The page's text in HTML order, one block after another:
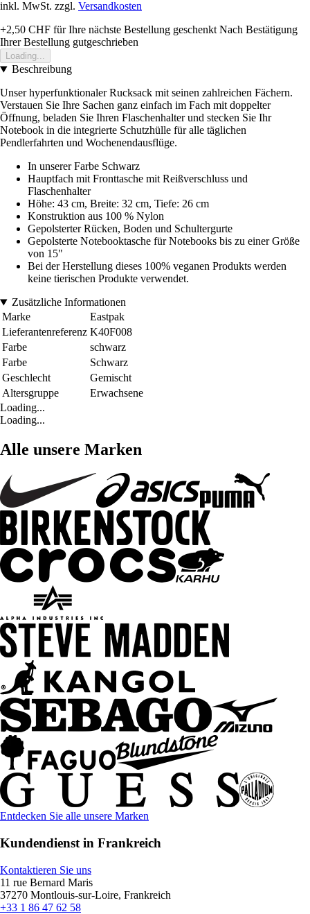
inkl. MwSt. zzgl. Versandkosten
+2,50 CHF für Ihre nächste Bestellung geschenkt Nach Bestätigung
Ihrer Bestellung gutgeschrieben
Loading...
Beschreibung
Unser hyperfunktionaler Rucksack mit seinen zahlreichen Fächern.
Verstauen Sie Ihre Sachen ganz einfach im Fach mit doppelter
Öffnung, beladen Sie Ihren Flaschenhalter und stecken Sie Ihr
Notebook in die integrierte Schutzhülle für alle täglichen
Pendlerfahrten und Wochenendausflüge.
In unserer Farbe Schwarz
Hauptfach mit Fronttasche mit Reißverschluss und
Flaschenhalter
Höhe: 43 cm, Breite: 32 cm, Tiefe: 26 cm
Konstruktion aus 100 % Nylon
Gepolsterter Rücken, Boden und Schultergurte
Gepolsterte Notebooktasche für Notebooks bis zu einer Größe
von 15"
Bei der Herstellung dieses 100% veganen Produkts werden
keine tierischen Produkte verwendet.
Zusätzliche Informationen
Marke
Eastpak
Lieferantenreferenz K40F008
Farbe
schwarz
Farbe
Schwarz
Geschlecht
Gemischt
Altersgruppe
Erwachsene
Loading...
Loading...
Alle unsere Marken
Entdecken Sie alle unsere Marken
Kundendienst in Frankreich
Kontaktieren Sie uns
11 rue Bernard Maris
37270 Montlouis-sur-Loire, Frankreich
+33 1 86 47 62 58